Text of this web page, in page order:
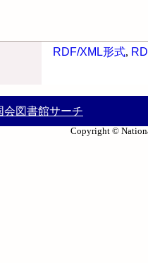
RDF/XML形式,
会図書館サーチ
Copyright ©